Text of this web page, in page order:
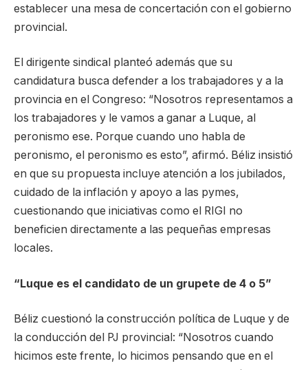
establecer una mesa de concertación con el gobierno
provincial.
El dirigente sindical planteó además que su
candidatura busca defender a los trabajadores y a la
provincia en el Congreso: “Nosotros representamos a
los trabajadores y le vamos a ganar a Luque, al
peronismo ese. Porque cuando uno habla de
peronismo, el peronismo es esto”, afirmó. Béliz insistió
en que su propuesta incluye atención a los jubilados,
cuidado de la inflación y apoyo a las pymes,
cuestionando que iniciativas como el RIGI no
beneficien directamente a las pequeñas empresas
locales.
“Luque es el candidato de un grupete de 4 o 5”
Béliz cuestionó la construcción política de Luque y de
la conducción del PJ provincial: “Nosotros cuando
hicimos este frente, lo hicimos pensando que en el